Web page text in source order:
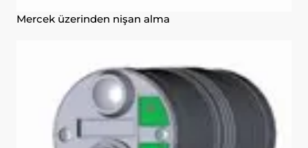
Mercek üzerinden nişan alma
İnternet sitesinin işlevselliğini ve
İnternet Sitesini iyileştirmek ve İnternet
Sitesi üzerinden yeni özellikler sunmak
ve sunulan özellikleri sizlerin
tercihlerine göre kişiselleştirmek;
İnternet Sitesinin, sizin ve Kurum’un
hukuki ve ticari güvenliğinin teminini